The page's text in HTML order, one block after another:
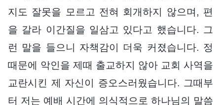
지도 잘못을 모르고 전혀 회개하지 않으며, 편
을 갈라 이간질을 일삼고 있다고 했습니다. 그
런 말을 들으니 자책감이 더욱 커졌습니다. 정
때문에 악인을 제때 출교하지 않아 교회 사역을
교란시킨 제 자신이 증오스러웠습니다. 그때부
터 저는 예배 시간에 의식적으로 하나님의 말씀